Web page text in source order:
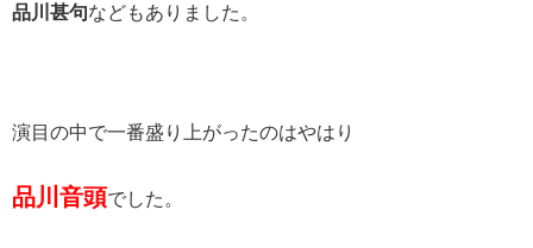
品川甚句などもありました。
演目の中で一番盛り上がったのはやはり
品川音頭でした。